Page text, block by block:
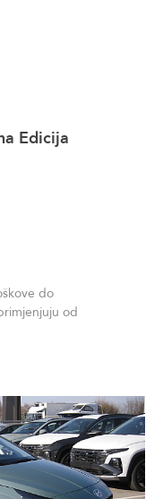
Edicija
do
od